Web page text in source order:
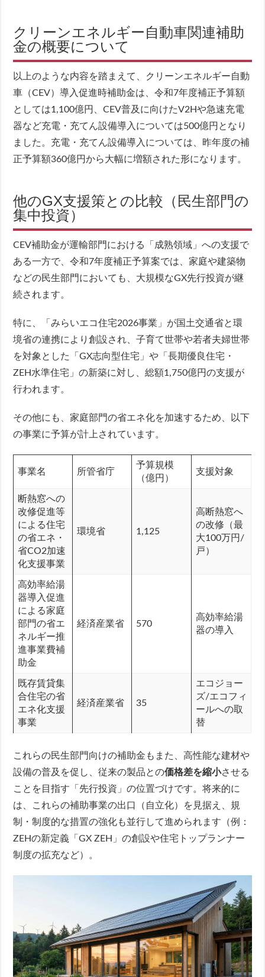
クリーンエネルギー自動車関連補助
金の概要について
以上のような内容を踏まえて、クリーンエネルギー自動
車（CEV）導入促進時補助金は、令和7年度補正予算額
としては1,100億円、CEV普及に向けたV2Hや急速充電
器など充電・充てん設備導入については500億円となり
ました。充電・充てん設備導入については、昨年度の補
正予算額360億円から大幅に増額された形になります。
他のGX支援策との比較（民生部門の
集中投資）
CEV補助金が運輸部門における「成熟領域」への支援で
ある一方で、令和7年度補正予算案では、家庭や建築物
などの民生部門においても、大規模なGX先行投資が継
続されます。
特に、「みらいエコ住宅2026事業」が国土交通省と環
境省の連携により創設され、子育て世帯や若者夫婦世帯
を対象とした「GX志向型住宅」や「長期優良住宅・
ZEH水準住宅」の新築に対し、総額1,750億円の支援が
行われます。
その他にも、家庭部門の省エネ化を加速するため、以下
の事業に予算が計上されています。
事業名 所管省庁
予算規模
（億円）
支援対象
断熱窓への
改修促進等
による住宅
の省エネ・
省CO2加速
化支援事業
環境省 1,125
高断熱窓へ
の改修（最
大100万円/
戸）
高効率給湯
器導入促進
による家庭
部門の省エ
ネルギー推
進事業費補
助金
経済産業省 570
高効率給湯
器の導入
既存賃貸集
合住宅の省
エネ化支援
事業
経済産業省 35
エコジョー
ズ/エコフィ
ールへの取
替
これらの民生部門向けの補助金もまた、高性能な建材や
設備の普及を促し、従来の製品との価格差を縮小させる
ことを目指す「先行投資」の位置づけです。将来的に
は、これらの補助事業の出口（自立化）を見据え、規
制・制度的な措置の強化も並行して進められます（例：
ZEHの新定義「GX ZEH」の創設や住宅トップランナー
制度の拡充など）。